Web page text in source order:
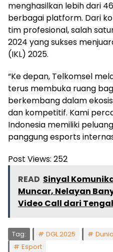
menghasilkan lebih dari
berbagai platform. Dari
tim profesional, salah
2024 yang sukses
(IKL) 2025.
“Ke depan, Telkomsel
terus membuka ruang
berkembang dalam
dan kompetitif. Kami
Indonesia memiliki
panggung esports
Post Views: 252
READ Sinyal
Muncar, Nelayan
Video Call dari
Tag: DGL 2025
Esport